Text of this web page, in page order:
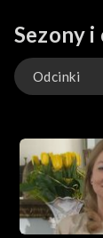
mogą
życia.
Sezony
Odcinki